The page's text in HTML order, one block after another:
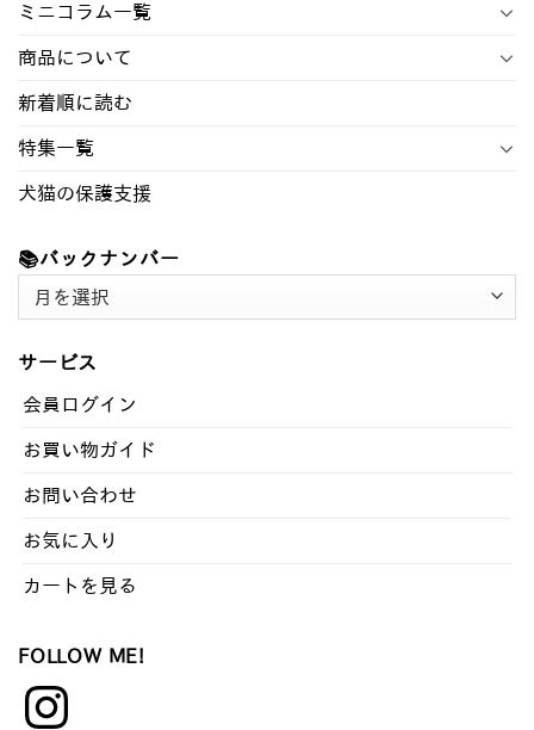
ミニコラム一覧
商品について
新着順に読む
特集一覧
犬猫の保護支援
📚バックナンバー
ク
ナ
バ
サービス
会員ログイン
お買い物ガイド
お問い合わせ
お気に入り
カートを見る
FOLLOW ME!
Instagram